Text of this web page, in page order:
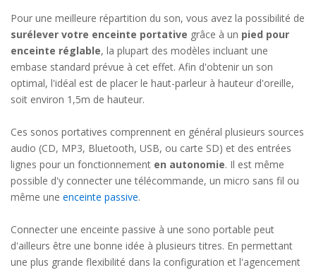
Pour une meilleure répartition du son, vous avez la possibilité de
surélever votre enceinte portative grâce à un pied pour
enceinte réglable, la plupart des modèles incluant une
embase standard prévue à cet effet. Afin d'obtenir un son
optimal, l'idéal est de placer le haut-parleur à hauteur d'oreille,
soit environ 1,5m de hauteur.
Ces sonos portatives comprennent en général plusieurs sources
audio (CD, MP3, Bluetooth, USB, ou carte SD) et des entrées
lignes pour un fonctionnement en autonomie. Il est même
possible d'y connecter une télécommande, un micro sans fil ou
même une enceinte passive.
Connecter une enceinte passive à une sono portable peut
d'ailleurs être une bonne idée à plusieurs titres. En permettant
une plus grande flexibilité dans la configuration et l'agencement